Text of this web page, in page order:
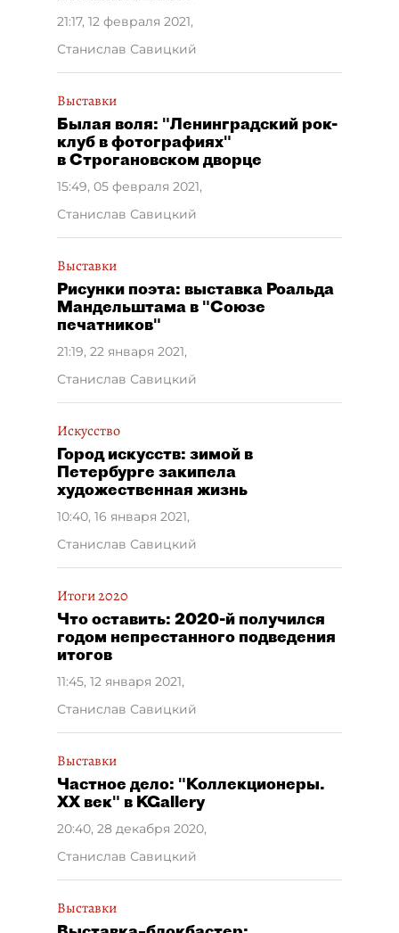
21:17, 12 февраля 2021,
Станислав Савицкий
Выставки
Былая воля: "Ленинградский рок-
клуб в фотографиях"
в Строгановском дворце
15:49, 05 февраля 2021,
Станислав Савицкий
Выставки
Рисунки поэта: выставка Роальда
Мандельштама в "Союзе
печатников"
21:19, 22 января 2021,
Станислав Савицкий
Искусство
Город искусств: зимой в
Петербурге закипела
художественная жизнь
10:40, 16 января 2021,
Станислав Савицкий
Итоги 2020
Что оставить: 2020‑й получился
годом непрестанного подведения
итогов
11:45, 12 января 2021,
Станислав Савицкий
Выставки
Частное дело: "Коллекционеры.
ХХ век" в KGallery
20:40, 28 декабря 2020,
Станислав Савицкий
Выставки